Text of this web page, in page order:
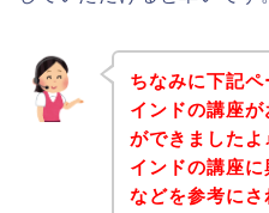
ちなみに下記
インドの講座
ができました
インドの講座
などを参考にさ